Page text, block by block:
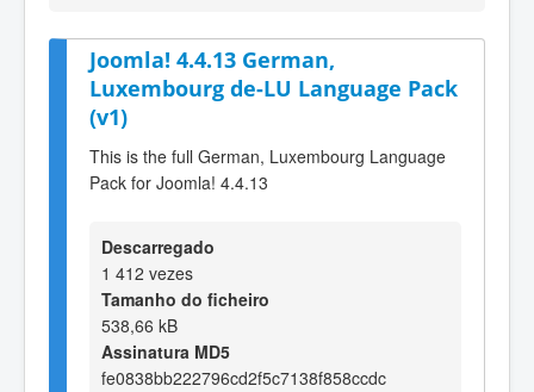
Joomla! 4.4.13 German,
Luxembourg de-LU Language Pack
(v1)
This is the full German, Luxembourg Language
Pack for Joomla! 4.4.13
Descarregado
1 412 vezes
Tamanho do ficheiro
538,66 kB
Assinatura MD5
fe0838bb222796cd2f5c7138f858ccdc